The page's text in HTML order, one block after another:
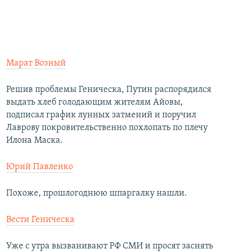
Марат Возный
Решив проблемы Геническа, Путин распорядился
выдать хлеб голодающим жителям Айовы,
подписал график лунных затмений и поручил
Лаврову покровительственно похлопать по плечу
Илона Маска.
Юрий Павленко
Похоже, прошлогоднюю шпаргалку нашли.
Вести Геническа
Уже с утра вызванивают РФ СМИ и просят заснять